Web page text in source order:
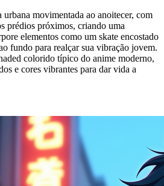
movimentada ao anoitecer, com
prédios próximos, criando uma
elementos como um skate encostado
fundo para realçar sua vibração jovem.
colorido típico do anime moderno,
e cores vibrantes para dar vida a